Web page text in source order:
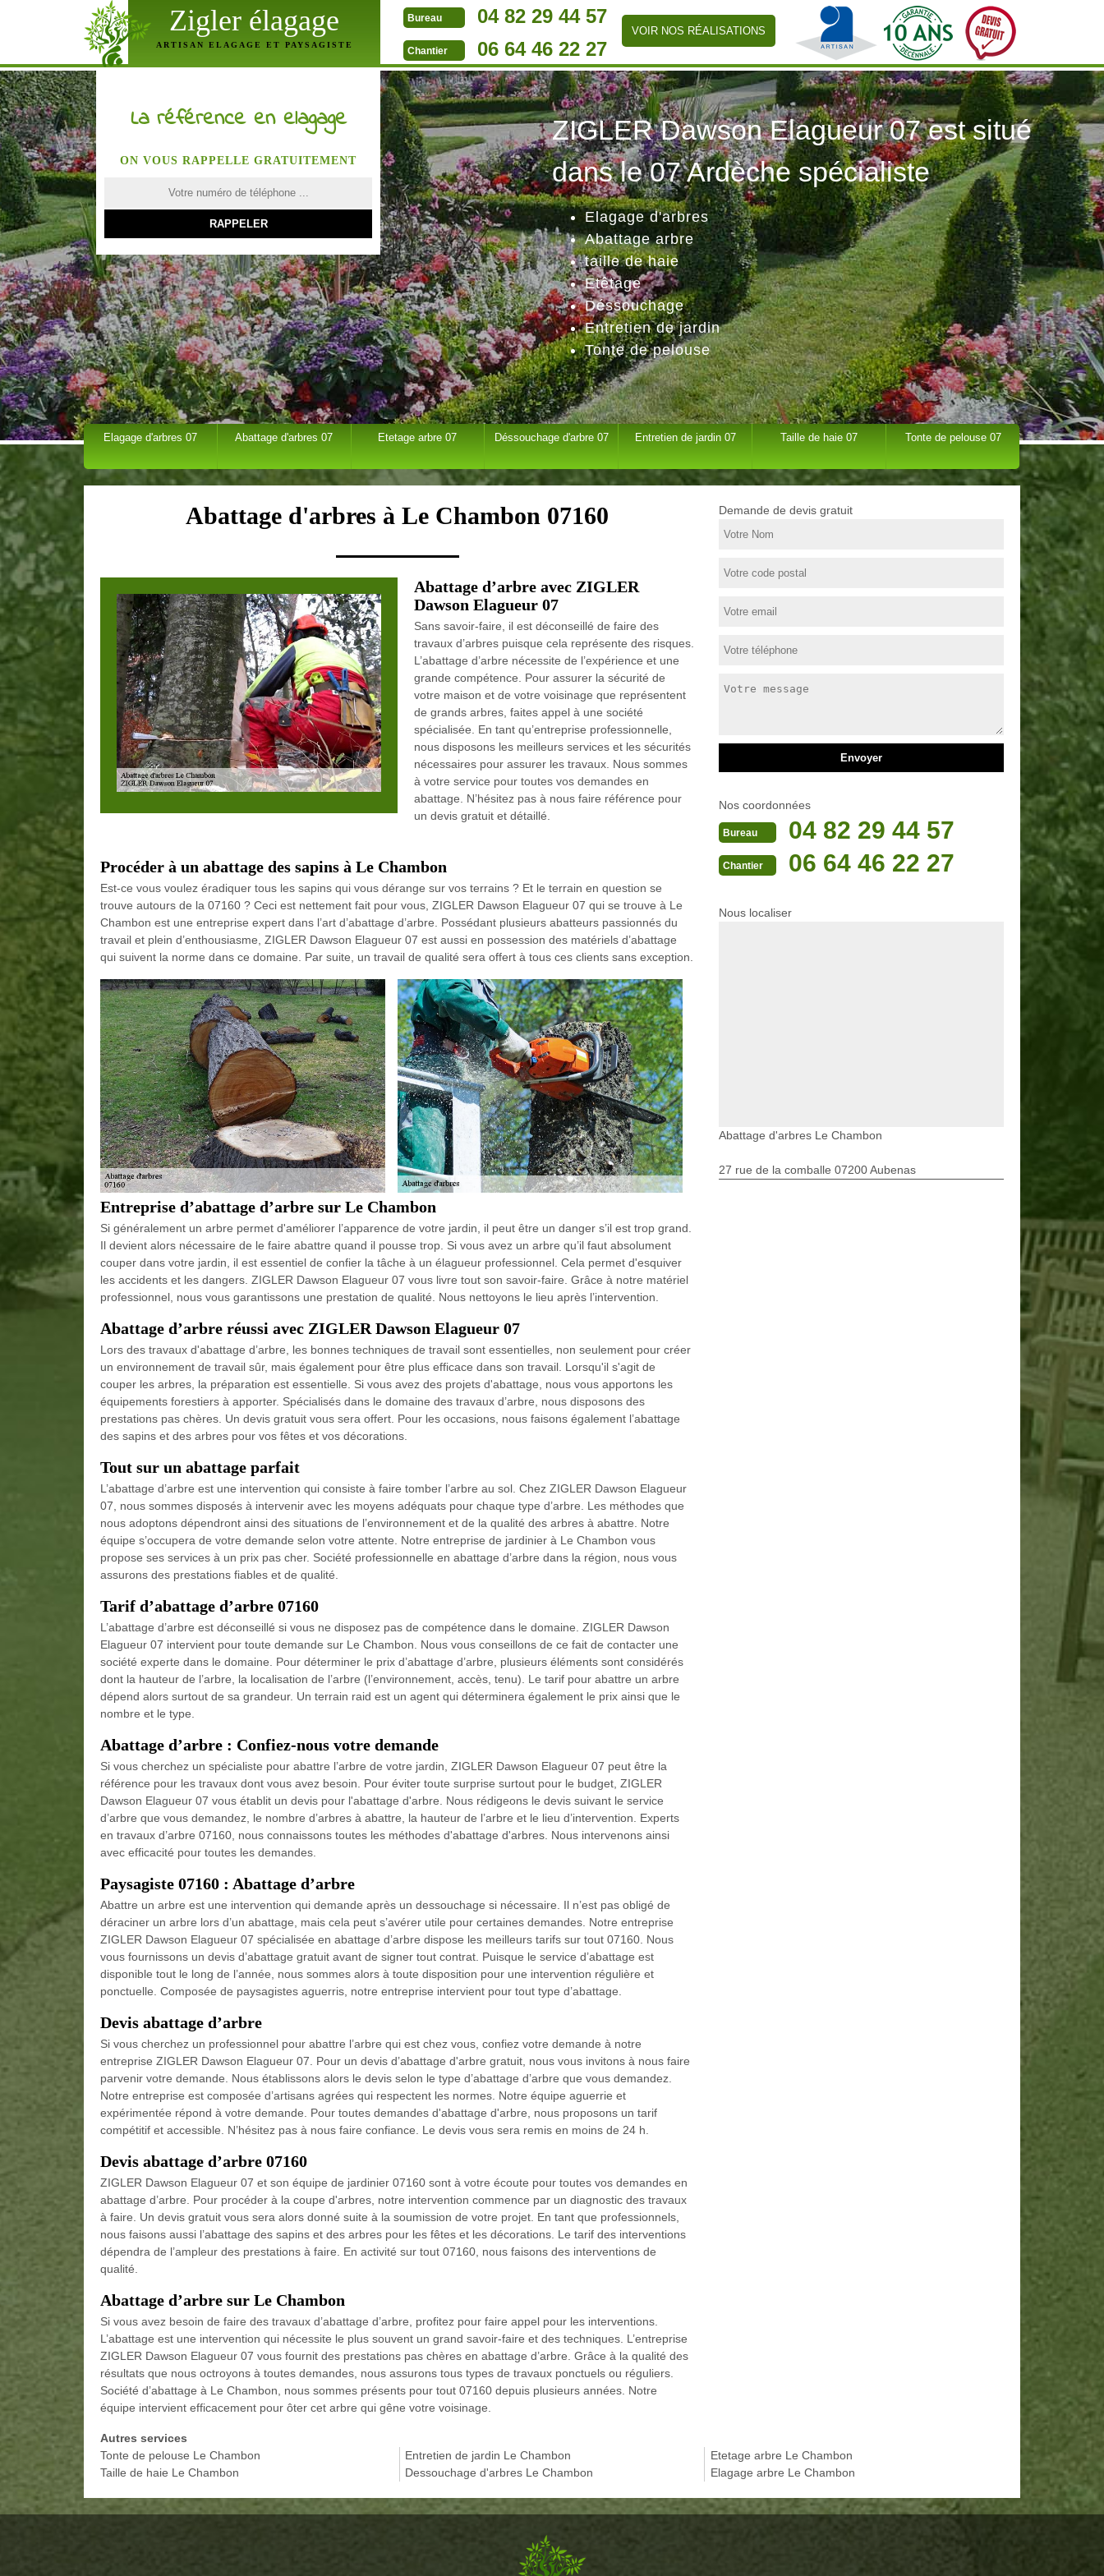
Zigler élagage
ARTISAN ELAGAGE ET PAYSAGISTE
Bureau 04 82 29 44 57
Chantier 06 64 46 22 27
VOIR NOS RÉALISATIONS
ZIGLER Dawson Elagueur 07 est situé
dans le 07 Ardèche spécialiste
Elagage d'arbres
Abattage arbre
taille de haie
Etêtage
Déssouchage
Entretien de jardin
Tonte de pelouse
La référence en elagage
ON VOUS RAPPELLE GRATUITEMENT
Elagage d'arbres 07 Abattage d'arbres 07 Etetage arbre 07 Déssouchage d'arbre 07 Entretien de jardin 07 Taille de haie 07 Tonte de pelouse 07
Abattage d'arbres à Le Chambon 07160
Abattage d’arbre avec ZIGLER
Dawson Elagueur 07
Sans savoir-faire, il est déconseillé de faire des
travaux d’arbres puisque cela représente des risques.
L’abattage d’arbre nécessite de l’expérience et une
grande compétence. Pour assurer la sécurité de
votre maison et de votre voisinage que représentent
de grands arbres, faites appel à une société
spécialisée. En tant qu’entreprise professionnelle,
nous disposons les meilleurs services et les sécurités
nécessaires pour assurer les travaux. Nous sommes
à votre service pour toutes vos demandes en
abattage. N’hésitez pas à nous faire référence pour
un devis gratuit et détaillé.
Procéder à un abattage des sapins à Le Chambon
Est-ce vous voulez éradiquer tous les sapins qui vous dérange sur vos terrains ? Et le terrain en question se
trouve autours de la 07160 ? Ceci est nettement fait pour vous, ZIGLER Dawson Elagueur 07 qui se trouve à Le
Chambon est une entreprise expert dans l’art d’abattage d’arbre. Possédant plusieurs abatteurs passionnés du
travail et plein d’enthousiasme, ZIGLER Dawson Elagueur 07 est aussi en possession des matériels d’abattage
qui suivent la norme dans ce domaine. Par suite, un travail de qualité sera offert à tous ces clients sans exception.
Entreprise d’abattage d’arbre sur Le Chambon
Si généralement un arbre permet d'améliorer l’apparence de votre jardin, il peut être un danger s’il est trop grand.
Il devient alors nécessaire de le faire abattre quand il pousse trop. Si vous avez un arbre qu’il faut absolument
couper dans votre jardin, il est essentiel de confier la tâche à un élagueur professionnel. Cela permet d'esquiver
les accidents et les dangers. ZIGLER Dawson Elagueur 07 vous livre tout son savoir-faire. Grâce à notre matériel
professionnel, nous vous garantissons une prestation de qualité. Nous nettoyons le lieu après l’intervention.
Abattage d’arbre réussi avec ZIGLER Dawson Elagueur 07
Lors des travaux d'abattage d’arbre, les bonnes techniques de travail sont essentielles, non seulement pour créer
un environnement de travail sûr, mais également pour être plus efficace dans son travail. Lorsqu'il s'agit de
couper les arbres, la préparation est essentielle. Si vous avez des projets d'abattage, nous vous apportons les
équipements forestiers à apporter. Spécialisés dans le domaine des travaux d’arbre, nous disposons des
prestations pas chères. Un devis gratuit vous sera offert. Pour les occasions, nous faisons également l’abattage
des sapins et des arbres pour vos fêtes et vos décorations.
Tout sur un abattage parfait
L’abattage d’arbre est une intervention qui consiste à faire tomber l’arbre au sol. Chez ZIGLER Dawson Elagueur
07, nous sommes disposés à intervenir avec les moyens adéquats pour chaque type d’arbre. Les méthodes que
nous adoptons dépendront ainsi des situations de l’environnement et de la qualité des arbres à abattre. Notre
équipe s’occupera de votre demande selon votre attente. Notre entreprise de jardinier à Le Chambon vous
propose ses services à un prix pas cher. Société professionnelle en abattage d’arbre dans la région, nous vous
assurons des prestations fiables et de qualité.
Tarif d’abattage d’arbre 07160
L’abattage d’arbre est déconseillé si vous ne disposez pas de compétence dans le domaine. ZIGLER Dawson
Elagueur 07 intervient pour toute demande sur Le Chambon. Nous vous conseillons de ce fait de contacter une
société experte dans le domaine. Pour déterminer le prix d’abattage d’arbre, plusieurs éléments sont considérés
dont la hauteur de l’arbre, la localisation de l’arbre (l’environnement, accès, tenu). Le tarif pour abattre un arbre
dépend alors surtout de sa grandeur. Un terrain raid est un agent qui déterminera également le prix ainsi que le
nombre et le type.
Abattage d’arbre : Confiez-nous votre demande
Si vous cherchez un spécialiste pour abattre l’arbre de votre jardin, ZIGLER Dawson Elagueur 07 peut être la
référence pour les travaux dont vous avez besoin. Pour éviter toute surprise surtout pour le budget, ZIGLER
Dawson Elagueur 07 vous établit un devis pour l'abattage d'arbre. Nous rédigeons le devis suivant le service
d’arbre que vous demandez, le nombre d’arbres à abattre, la hauteur de l’arbre et le lieu d’intervention. Experts
en travaux d’arbre 07160, nous connaissons toutes les méthodes d'abattage d'arbres. Nous intervenons ainsi
avec efficacité pour toutes les demandes.
Paysagiste 07160 : Abattage d’arbre
Abattre un arbre est une intervention qui demande après un dessouchage si nécessaire. Il n’est pas obligé de
déraciner un arbre lors d’un abattage, mais cela peut s’avérer utile pour certaines demandes. Notre entreprise
ZIGLER Dawson Elagueur 07 spécialisée en abattage d’arbre dispose les meilleurs tarifs sur tout 07160. Nous
vous fournissons un devis d’abattage gratuit avant de signer tout contrat. Puisque le service d’abattage est
disponible tout le long de l’année, nous sommes alors à toute disposition pour une intervention régulière et
ponctuelle. Composée de paysagistes aguerris, notre entreprise intervient pour tout type d’abattage.
Devis abattage d’arbre
Si vous cherchez un professionnel pour abattre l’arbre qui est chez vous, confiez votre demande à notre
entreprise ZIGLER Dawson Elagueur 07. Pour un devis d’abattage d'arbre gratuit, nous vous invitons à nous faire
parvenir votre demande. Nous établissons alors le devis selon le type d’abattage d’arbre que vous demandez.
Notre entreprise est composée d’artisans agrées qui respectent les normes. Notre équipe aguerrie et
expérimentée répond à votre demande. Pour toutes demandes d'abattage d'arbre, nous proposons un tarif
compétitif et accessible. N’hésitez pas à nous faire confiance. Le devis vous sera remis en moins de 24 h.
Devis abattage d’arbre 07160
ZIGLER Dawson Elagueur 07 et son équipe de jardinier 07160 sont à votre écoute pour toutes vos demandes en
abattage d’arbre. Pour procéder à la coupe d'arbres, notre intervention commence par un diagnostic des travaux
à faire. Un devis gratuit vous sera alors donné suite à la soumission de votre projet. En tant que professionnels,
nous faisons aussi l’abattage des sapins et des arbres pour les fêtes et les décorations. Le tarif des interventions
dépendra de l’ampleur des prestations à faire. En activité sur tout 07160, nous faisons des interventions de
qualité.
Abattage d’arbre sur Le Chambon
Si vous avez besoin de faire des travaux d’abattage d’arbre, profitez pour faire appel pour les interventions.
L’abattage est une intervention qui nécessite le plus souvent un grand savoir-faire et des techniques. L’entreprise
ZIGLER Dawson Elagueur 07 vous fournit des prestations pas chères en abattage d’arbre. Grâce à la qualité des
résultats que nous octroyons à toutes demandes, nous assurons tous types de travaux ponctuels ou réguliers.
Société d’abattage à Le Chambon, nous sommes présents pour tout 07160 depuis plusieurs années. Notre
équipe intervient efficacement pour ôter cet arbre qui gêne votre voisinage.
Demande de devis gratuit
Nos coordonnées
Bureau 04 82 29 44 57
Chantier 06 64 46 22 27
Nous localiser
Abattage d'arbres Le Chambon
27 rue de la comballe 07200 Aubenas
Autres services
Tonte de pelouse Le Chambon
Taille de haie Le Chambon
Entretien de jardin Le Chambon
Dessouchage d'arbres Le Chambon
Etetage arbre Le Chambon
Elagage arbre Le Chambon